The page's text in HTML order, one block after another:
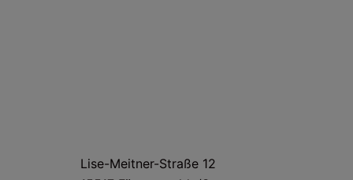
Lise-Meitner-Straße 12